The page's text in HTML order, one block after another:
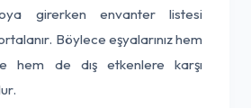
girerken envanter listesi
Böylece eşyalarınız hem
hem de dış etkenlere karşı